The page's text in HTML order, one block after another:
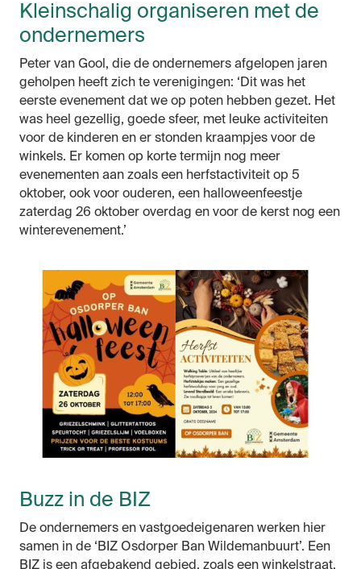
Kleinschalig organiseren met de
ondernemers
Peter van Gool, die de ondernemers afgelopen jaren
geholpen heeft zich te verenigingen: ‘Dit was het
eerste evenement dat we op poten hebben gezet. Het
was heel gezellig, goede sfeer, met leuke activiteiten
voor de kinderen en er stonden kraampjes voor de
winkels. Er komen op korte termijn nog meer
evenementen aan zoals een herfstactiviteit op 5
oktober, ook voor ouderen, een halloweenfeestje
zaterdag 26 oktober overdag en voor de kerst nog een
winterevenement.’
Buzz in de BIZ
De ondernemers en vastgoedeigenaren werken hier
samen in de ‘BIZ Osdorper Ban Wildemanbuurt’. Een
BIZ is een afgebakend gebied, zoals een winkelstraat,